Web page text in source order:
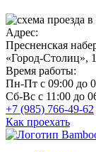
Адрес:
Пресненская
«Город-Столиц»,
Время работы:
Пн-Пт с 09:00 до
Сб-Вс с 11:00 до
+7 (985) 766-49-62
Как проехать